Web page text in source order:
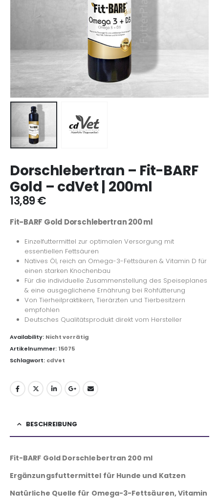
Dorschlebertran – Fit-BARF
Gold – cdVet | 200ml
13,89€
Fit-BARF Gold Dorschlebertran 200 ml
Einzelfuttermittel zur optimalen Versorgung mit
essentiellen Fettsäuren
Natives Öl, reich an Omega-3-Fettsäuren & Vitamin D für
einen starken Knochenbau
Für die individuelle Zusammenstellung des Speiseplanes
& eine ausgeglichene Ernährung bei Rohfütterung
Von Tierheilpraktikern, Tierärzten und Tierbesitzern
empfohlen
Deutsches Qualitätsprodukt direkt vom Hersteller
Availability: Nicht vorrätig
Artikelnummer: 15075
Schlagwort: cdVet
BESCHREIBUNG
Fit-BARF Gold Dorschlebertran 200 ml
Ergänzungsfuttermittel für Hunde und Katzen
Natürliche Quelle für Omega-3-Fettsäuren, Vitamin